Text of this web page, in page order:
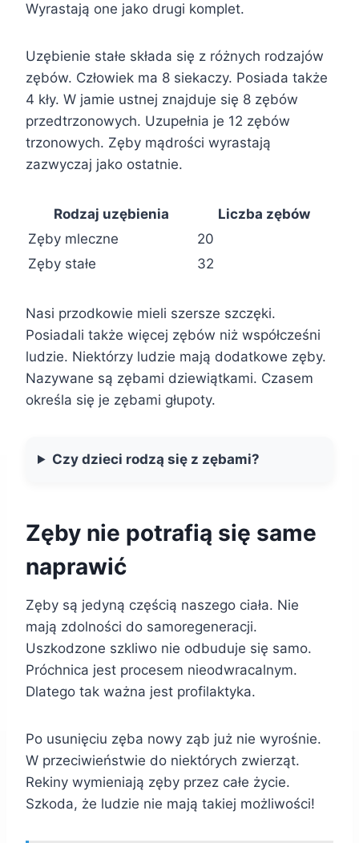
Wyrastają one jako drugi komplet.
Uzębienie stałe składa się z różnych rodzajów
zębów. Człowiek ma 8 siekaczy. Posiada także
4 kły. W jamie ustnej znajduje się 8 zębów
przedtrzonowych. Uzupełnia je 12 zębów
trzonowych. Zęby mądrości wyrastają
zazwyczaj jako ostatnie.
Rodzaj uzębienia
Liczba zębów
Zęby mleczne
20
Zęby stałe
32
Nasi przodkowie mieli szersze szczęki.
Posiadali także więcej zębów niż współcześni
ludzie. Niektórzy ludzie mają dodatkowe zęby.
Nazywane są zębami dziewiątkami. Czasem
określa się je zębami głupoty.
Czy dzieci rodzą się z zębami?
Zęby nie potrafią się same
naprawić
Zęby są jedyną częścią naszego ciała. Nie
mają zdolności do samoregeneracji.
Uszkodzone szkliwo nie odbuduje się samo.
Próchnica jest procesem nieodwracalnym.
Dlatego tak ważna jest profilaktyka.
Po usunięciu zęba nowy ząb już nie wyrośnie.
W przeciwieństwie do niektórych zwierząt.
Rekiny wymieniają zęby przez całe życie.
Szkoda, że ludzie nie mają takiej możliwości!